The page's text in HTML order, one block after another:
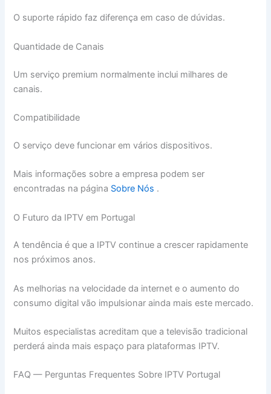
O suporte rápido faz diferença em caso de dúvidas.
Quantidade de Canais
Um serviço premium normalmente inclui milhares de
canais.
Compatibilidade
O serviço deve funcionar em vários dispositivos.
Mais informações sobre a empresa podem ser
encontradas na página Sobre Nós .
O Futuro da IPTV em Portugal
A tendência é que a IPTV continue a crescer rapidamente
nos próximos anos.
As melhorias na velocidade da internet e o aumento do
consumo digital vão impulsionar ainda mais este mercado.
Muitos especialistas acreditam que a televisão tradicional
perderá ainda mais espaço para plataformas IPTV.
FAQ — Perguntas Frequentes Sobre IPTV Portugal